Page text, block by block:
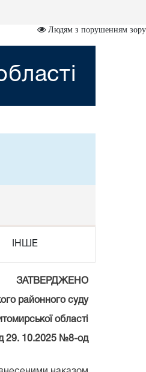
Людям з порушенням зору
ІНШЕ
ЗАТВЕРДЖЕНО
районного суду
області
29. 10.2025 №8-од